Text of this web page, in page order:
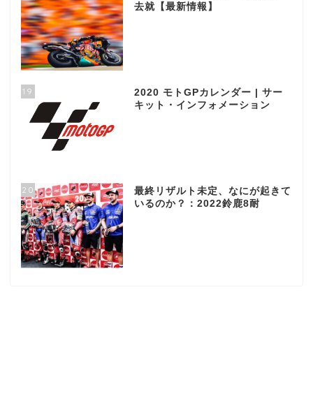
去就【最新情報】
19
2020 モトGPカレンダー | サー
キット・インフォメーション
20
最終リザルト未定、なにが起きて
いるのか？：2022鈴鹿8耐